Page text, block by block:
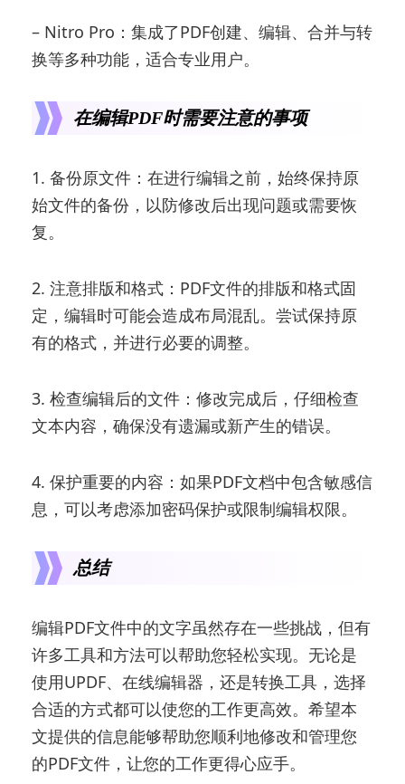
– Nitro Pro：集成了PDF创建、编辑、合并与转
换等多种功能，适合专业用户。
在编辑PDF时需要注意的事项
1. 备份原文件：在进行编辑之前，始终保持原
始文件的备份，以防修改后出现问题或需要恢
复。
2. 注意排版和格式：PDF文件的排版和格式固
定，编辑时可能会造成布局混乱。尝试保持原
有的格式，并进行必要的调整。
3. 检查编辑后的文件：修改完成后，仔细检查
文本内容，确保没有遗漏或新产生的错误。
4. 保护重要的内容：如果PDF文档中包含敏感信
息，可以考虑添加密码保护或限制编辑权限。
总结
编辑PDF文件中的文字虽然存在一些挑战，但有
许多工具和方法可以帮助您轻松实现。无论是
使用UPDF、在线编辑器，还是转换工具，选择
合适的方式都可以使您的工作更高效。希望本
文提供的信息能够帮助您顺利地修改和管理您
的PDF文件，让您的工作更得心应手。